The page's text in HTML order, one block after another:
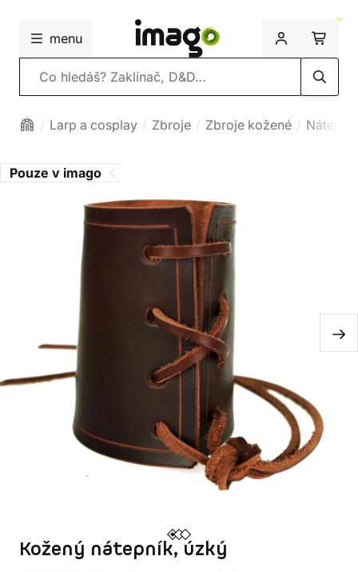
menu
Vyhledávání
Larp a cosplay Zbroje Zbroje kožené
Pouze v imago
Kožený nátepník, úzký